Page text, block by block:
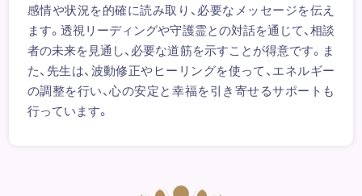
感情や状況を的確に読み取り、必要なメッセージを伝え
ます。透視リーディングや守護霊との対話を通じて、相談
者の未来を見通し、必要な道筋を示すことが得意です。ま
た、先生は、波動修正やヒーリングを使って、エネルギー
の調整を行い、心の安定と幸福を引き寄せるサポートも
行っています。